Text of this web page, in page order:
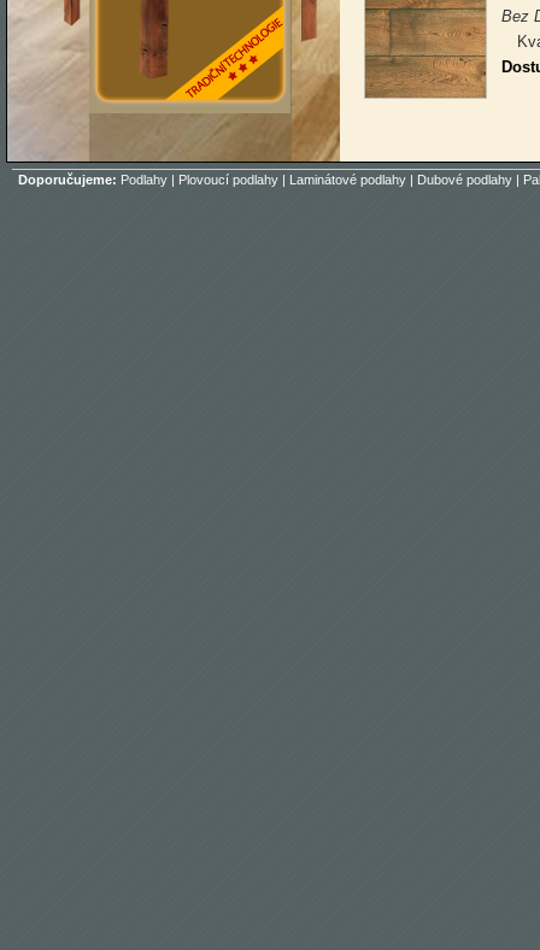
Bez
Doporučujeme: Podlahy | Plovoucí podlahy | Laminátové podlahy | Dubové podlahy |